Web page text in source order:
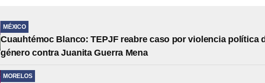
MÉXICO
Cuauhtémoc Blanco: TEPJF reabre caso por violencia política
género contra Juanita Guerra Mena
MORELOS